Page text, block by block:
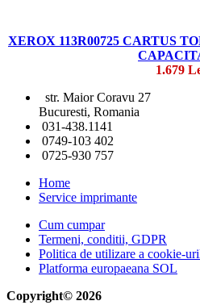
XEROX 113R00725 CARTUS
1.679
str. Maior Coravu 27
Bucuresti, Romania
031-438.1141
0749-103 402
0725-930 757
Home
Service imprimante
Cum cumpar
Termeni, conditii, GDPR
Politica de utilizare a cookie-
Platforma europaeana SOL
Copyright© 2026